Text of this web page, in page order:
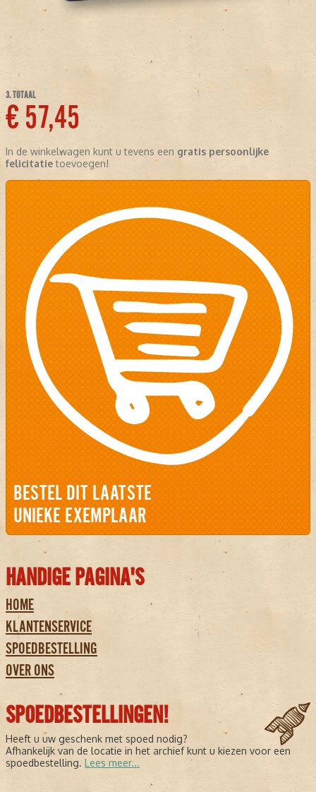
3. TOTAAL
€ 57,45
In de winkelwagen kunt u tevens een gratis persoonlijke
felicitatietoevoegen!
BESTEL DIT LAATSTE
UNIEKE EXEMPLAAR
HANDIGE PAGINA'S
HOME
KLANTENSERVICE
SPOEDBESTELLING
OVER ONS
SPOEDBESTELLINGEN!
Heeft u uw geschenk met spoed nodig?
Afhankelijk van de locatie in het archief kunt u kiezen voor een
spoedbestelling. Lees meer...